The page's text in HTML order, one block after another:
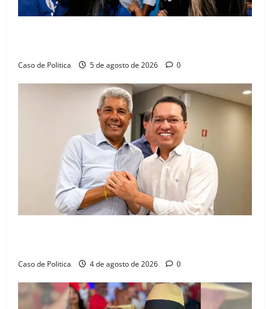
Caso de Politica 5 de agosto de 2026 0
Caso de Politica 4 de agosto de 2026 0